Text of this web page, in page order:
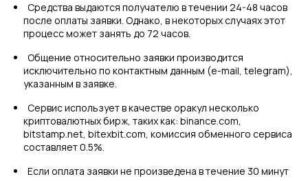
Средства выдаются получателю в течении 24-48 часов
после оплаты заявки. Однако, в некоторых случаях этот
процесс может занять до 72 часов.
Общение относительно заявки производится
исключительно по контактным данным (e-mail, telegram),
указанным в заявке.
Сервис использует в качестве оракул несколько
криптовалютных бирж, таких как: binance.com,
bitstamp.net, bitexbit.com, комиссия обменного сервиса
составляет 0.5%.
Если оплата заявки не произведена в течение 30 минут